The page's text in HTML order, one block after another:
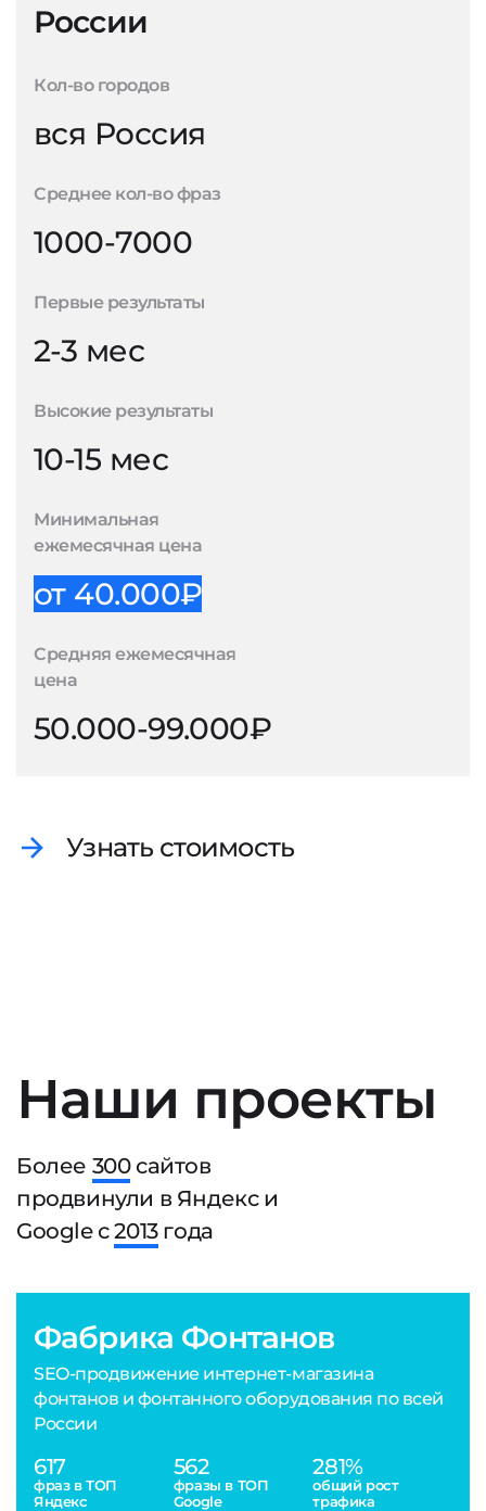
России
Кол-во городов
вся Россия
Среднее кол-во фраз
1000-7000
Первые результаты
2-3 мес
Высокие результаты
10-15 мес
Минимальная
ежемесячная цена
от 40.000₽
Средняя ежемесячная
цена
50.000-99.000₽
Узнать стоимость
Наши проекты
Более 300сайтов
продвинули в Яндекс и
Google с2013года
Фабрика Фонтанов
SEO-продвижение интернет-магазина
фонтанов и фонтанного оборудования по всей
России
617
фраз в ТОП
Яндекс
562
фразы в ТОП
Google
281%
общий рост
трафика